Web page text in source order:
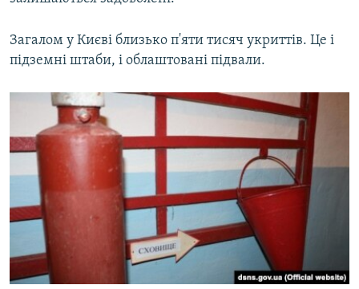
Загалом у Києві близько п'яти тисяч укриттів. Це і
підземні штаби, і облаштовані підвали.